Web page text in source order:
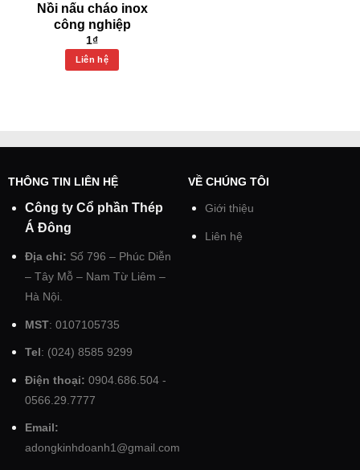
Nồi nấu cháo inox
công nghiệp
1₫
Liên hệ
THÔNG TIN LIÊN HỆ
Công ty Cổ phần Thép
Á Đông
Địa chỉ: Số 796 – Phúc Diễn
– Tây Mỗ – Nam Từ Liêm –
Hà Nội.
MST: 0107105735
Tel : (024) 8585 9299
Điện thoại: 0904.686.504 -
0566.29.7777
Email:
adongkinhdoanh1@gmail.com
VỀ CHÚNG TÔI
Giới thiệu
Liên hệ